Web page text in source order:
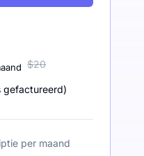
$20
gefactureerd)
per maand